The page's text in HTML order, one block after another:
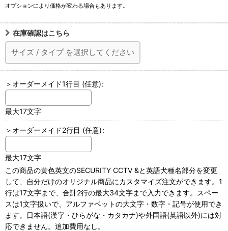
オプションにより価格が変わる場合もあります。
在庫確認はこちら
サイズ / タイプ を選択してください
＞オーダーメイド1行目 (任意):
最大17文字
＞オーダーメイド2行目 (任意):
最大17文字
この商品の黄色英文のSECURITY CCTV &と英語犬種名部分を変更
して、自分だけのオリジナル商品にカスタマイズ注文ができます。1
行は17文字まで、合計2行の最大34文字まで入力できます。スペー
スは1文字扱いで、アルファベットの大文字・数字・記号が使用でき
ます。日本語(漢字・ひらがな・カタカナ)や外国語(英語以外)には対
応できません。追加費用なし。